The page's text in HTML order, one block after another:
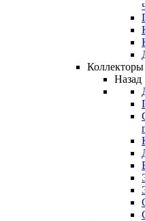
Назад